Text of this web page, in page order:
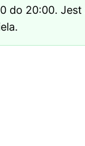
do 20:00. Jest